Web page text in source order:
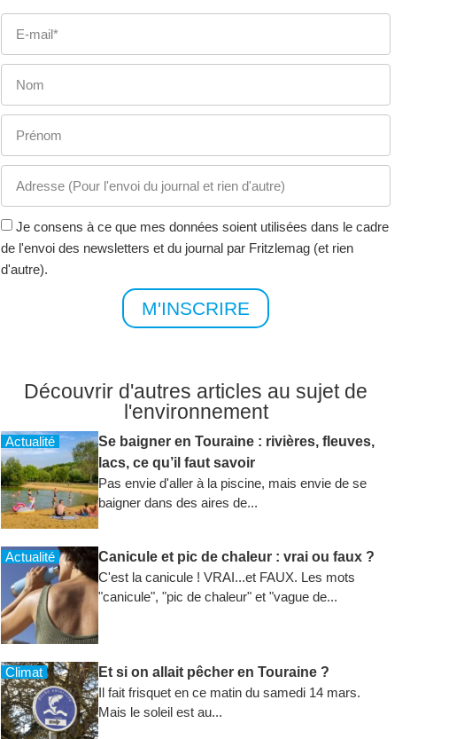
Je consens à ce que mes données soient utilisées dans le cadre
de l'envoi des newsletters et du journal par Fritzlemag (et rien
d'autre).
M'INSCRIRE
Découvrir d'autres articles au sujet de
l'environnement
Actualité
Se baigner en Touraine : rivières, fleuves,
lacs, ce qu’il faut savoir
Pas envie d'aller à la piscine, mais envie de se
baigner dans des aires de...
Actualité
Canicule et pic de chaleur : vrai ou faux ?
C'est la canicule ! VRAI...et FAUX. Les mots
"canicule", "pic de chaleur" et "vague de...
Climat
Et si on allait pêcher en Touraine ?
Il fait frisquet en ce matin du samedi 14 mars.
Mais le soleil est au...